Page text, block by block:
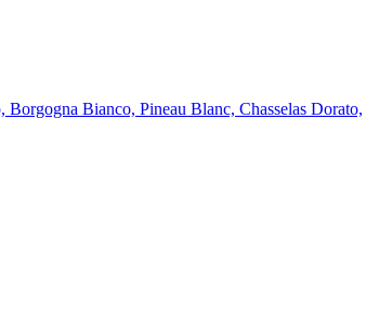
Bianco, Pineau Blanc, Chasselas Dorato,